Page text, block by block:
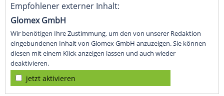
Empfohlener externer Inhalt:
Glomex GmbH
Wir benötigen Ihre Zustimmung, um den von unserer Redaktion
eingebundenen Inhalt von Glomex GmbH anzuzeigen. Sie können
diesen mit einem Klick anzeigen lassen und auch wieder
deaktivieren.
jetzt aktivieren